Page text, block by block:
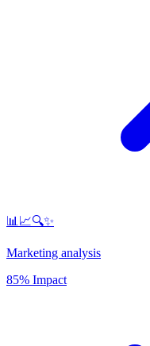
📊📈🔍✨
Marketing analysis
85% Impact